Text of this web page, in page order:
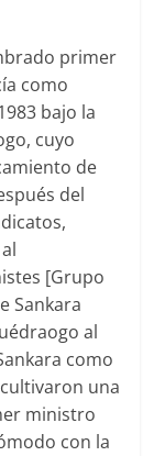
primer
como
bajo la
cuyo
de
del
[Grupo
Sankara
al
como
una
ministro
con la